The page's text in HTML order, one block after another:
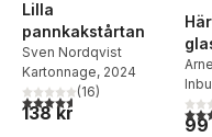
Lilla
pannkakstårtan
Sven Nordqvist
Kartonnage, 2024
4,6utav 5 stjärnor. Totalt
(16)
138 kr
4,7